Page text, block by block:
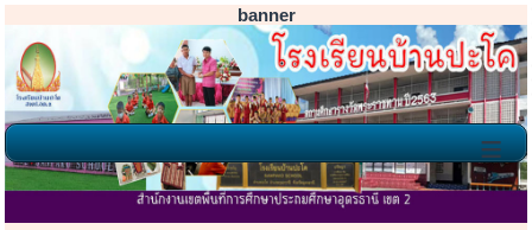
banner
≡
ภาพกิจกรรม